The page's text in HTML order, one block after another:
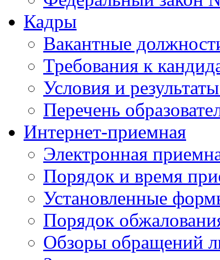
Кадры
Вакантные
Требования к
Условия и
Перечень
Интернет-приемная
Электронная
Порядок и время
Установленные
Порядок
Обзоры обращений